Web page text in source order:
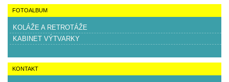
FOTOALBUM
KOLÁŽE A RETROTÁŽE
KABINET VÝTVARKY
KONTAKT